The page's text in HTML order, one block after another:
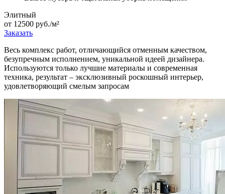
Элитный
от 12500 руб./м²
Заказать
Весь комплекс работ, отличающийся отменным качеством,
безупречным исполнением, уникальной идеей дизайнера.
Используются только лучшие материалы и современная
техника, результат – эксклюзивный роскошный интерьер,
удовлетворяющий смелым запросам